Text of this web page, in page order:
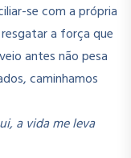
se com a própria
a força que
antes não pesa
caminhamos
a vida me leva